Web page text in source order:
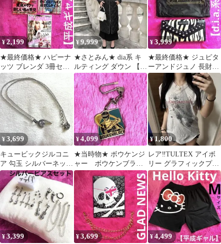
¥2,199
★最終価格★ ハピーナ
ッツ ブレンダ 3冊セッ
ト【平成ギャル】2014
年 2月
¥9,999
★さとみん★ dia系 キ
ルティング ダウン 【平
成ギャル】美品 黒 アウ
ター
¥3,999
★最終価格★ ジュピタ
ーアンドジュノ 長財布
ゼブラ柄 スタッズ 【平
成ギャル】
¥3,699
キュービックジルコニ
ア 勾玉 シルバーネック
レス【平成ギャル】
¥4,099
★当時物★ ボウケンジ
ャー ボウケンブラッ
ク キーホルダー 平成レ
ンジャー
¥1,800
レア‼️TULTEX アイボ
リー グラフィックプリ
ント Tシャツ
¥3,399 ¥3,699 ¥4,499